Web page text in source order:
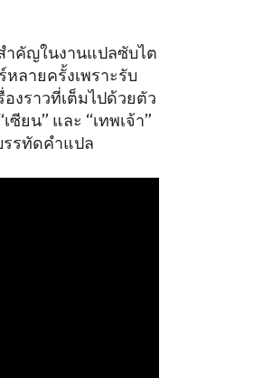
ำคัญในงานแปลซับไต
ลายครั้งเพราะรับ
งราวที่เต็มไปด้วยตัว
ยน” และ “เทพเจ้า”
รรทัดคำแปล